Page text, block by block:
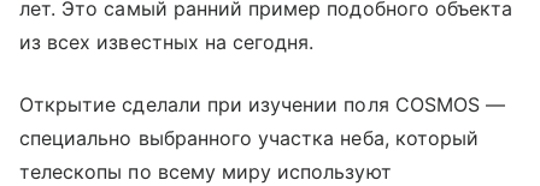
лет. Это самый ранний пример подобного объекта
из всех известных на сегодня.
Открытие сделали при изучении поля COSMOS —
специально выбранного участка неба, который
телескопы по всему миру используют